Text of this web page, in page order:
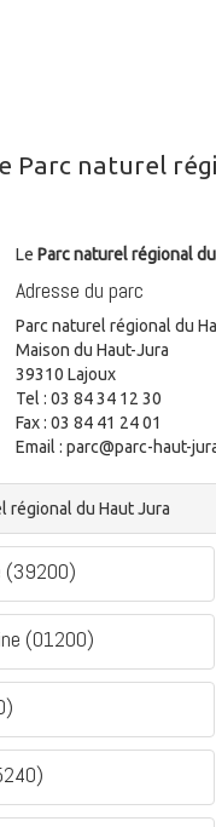
Parc naturel
Le Parc naturel régional
Adresse du parc
Parc naturel régional du
Maison du Haut-Jura
39310 Lajoux
Tel : 03 84 34 12 30
Fax : 03 84 41 24 01
Email : parc@parc-haut-
régional du Haut Jura
(39200)
(01200)